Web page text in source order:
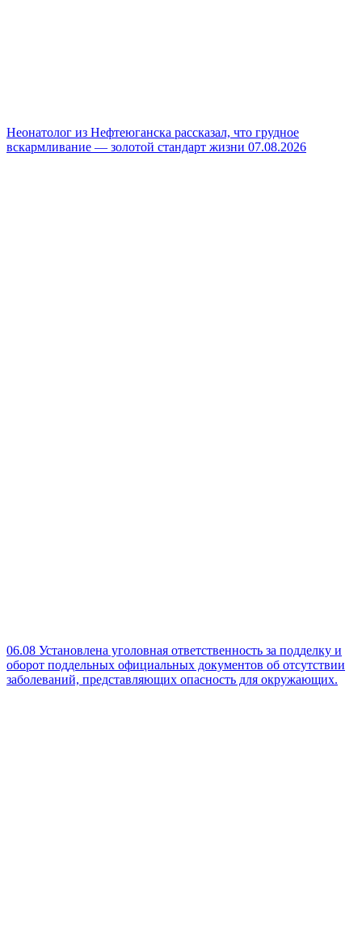
Неонатолог из Нефтеюганска рассказал, что грудное
вскармливание — золотой стандарт жизни 07.08.2026
06.08 Установлена уголовная ответственность за подделку и
оборот поддельных официальных документов об отсутствии
заболеваний, представляющих опасность для окружающих.